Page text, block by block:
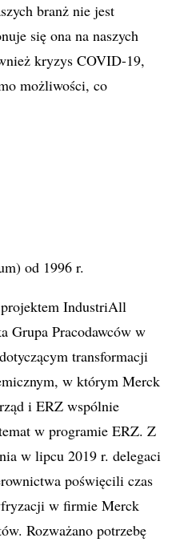
branż nie jest
się ona na naszych
kryzys COVID-19,
możliwości, co
od 1996 r.
IndustriAll
Grupa Pracodawców w
transformacji
w którym Merck
i ERZ wspólnie
w programie ERZ. Z
w lipcu 2019 r. delegaci
poświęcili czas
w firmie Merck
Rozważano potrzebę